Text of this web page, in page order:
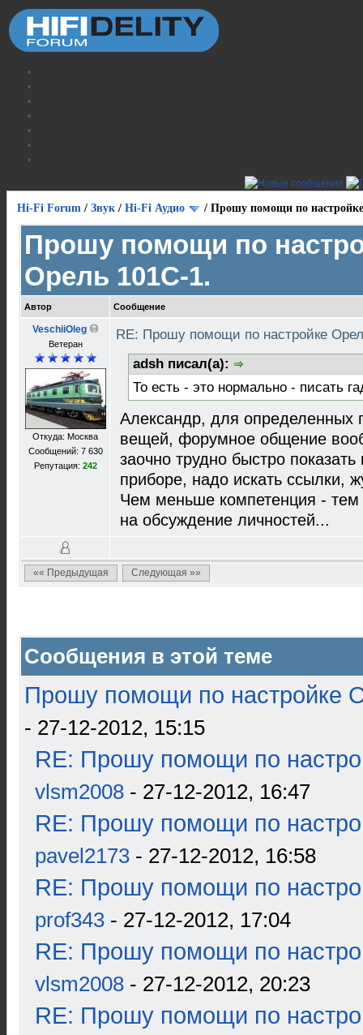
Hi-Fi Forum / Звук / Hi-Fi Аудио / Прошу помощи по
Прошу помощи по
Орель 101С-1.
Автор Сообщение
VeschiiOleg
Ветеран
Откуда: Москва
Сообщений: 7 630
Репутация: 242
RE: Прошу помощи по настройке
adsh писал(а):
То есть - это нормально - писать
Александр, для определенных
вещей, форумное общение
заочно трудно быстро
приборе, надо искать ссылки,
Чем меньше компетенция - тем
на обсуждение личностей...
«« Предыдущая Следующая »»
Сообщения в этой теме
Прошу помощи по настройке
- 27-12-2012, 15:15
RE: Прошу помощи по
vlsm2008 - 27-12-2012, 16:47
RE: Прошу помощи по
pavel2173 - 27-12-2012, 16:58
RE: Прошу помощи по
prof343 - 27-12-2012, 17:04
RE: Прошу помощи по
vlsm2008 - 27-12-2012, 20:23
RE: Прошу помощи по